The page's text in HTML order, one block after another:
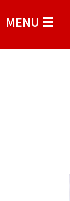
MENU ☰